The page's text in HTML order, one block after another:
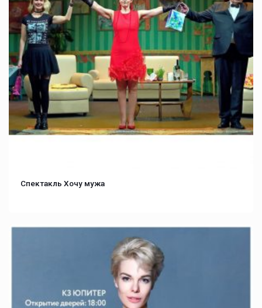
Спектакль Хочу мужа